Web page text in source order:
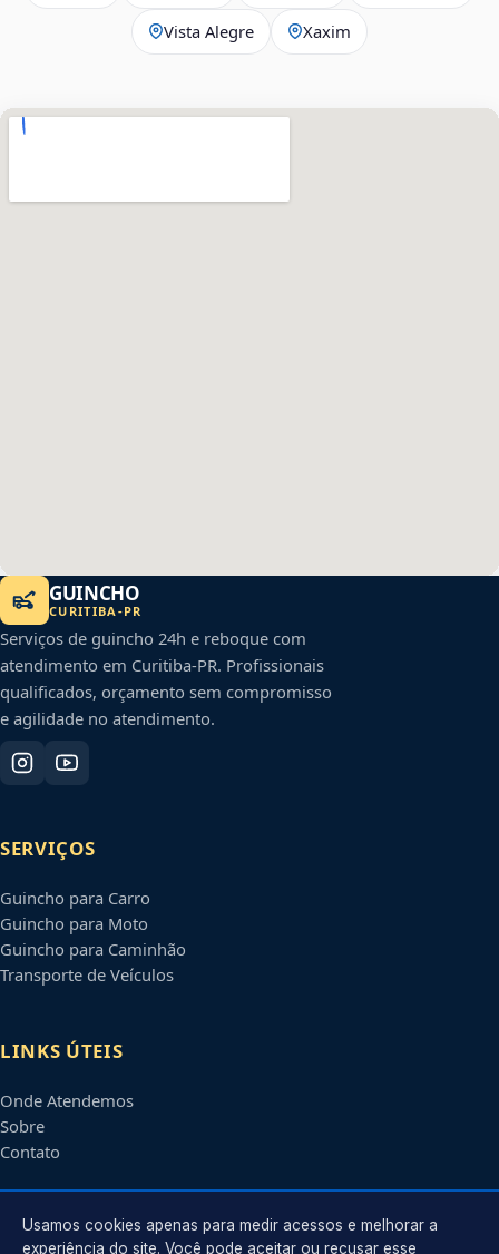
Vista Alegre Xaxim
GUINCHO
CURITIBA -PR
Serviços de guincho 24h e reboque com
atendimento em Curitiba-PR. Profissionais
qualificados, orçamento sem compromisso
e agilidade no atendimento.
SERVIÇOS
Guincho para Carro
Guincho para Moto
Guincho para Caminhão
Transporte de Veículos
LINKS ÚTEIS
Onde Atendemos
Sobre
Contato
CONTATO
Usamos cookies apenas para medir acessos e melhorar a
experiência do site. Você pode aceitar ou recusar esse